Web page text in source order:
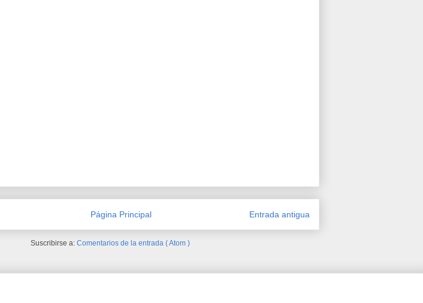
Entrada antigua
Página Principal
Suscribirse a: Comentarios de la entrada ( Atom )